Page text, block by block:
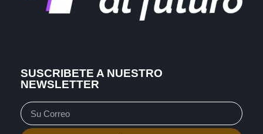
SUSCRIBETE A NUESTRO
NEWSLETTER